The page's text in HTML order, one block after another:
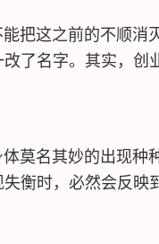
这之前的不顺消
了名字。其实，创
名其妙的出现种
衡时，必然会反映